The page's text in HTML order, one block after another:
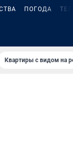
ПОГОДА
Квартиры с видом на